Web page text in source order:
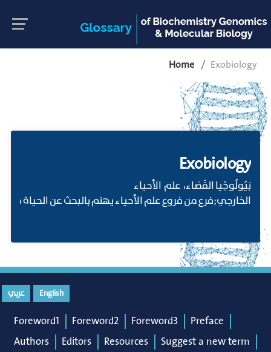
Home Exobiology
Exobiology
بَيُولُوجْيا الفَضاء، علم الأحياء
الخارجي;فرع من فروع علم الأحياء يهتم بالبحث عن الحياة خارج
English عربي
Foreword1 Foreword2 Foreword3
Preface
Authors
Editors Resources
Suggest a new term